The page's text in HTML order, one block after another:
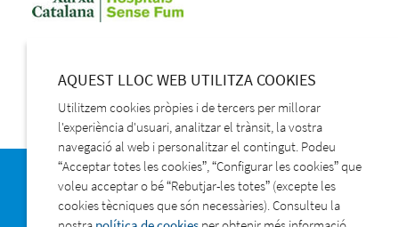
Política de privacitat
Protecció de dades
AQUEST LLOC WEB UTILITZA COOKIES
Utilitzem cookies pròpies i de tercers per millorar
l'experiència d'usuari, analitzar el trànsit, la vostra
navegació al web i personalitzar el contingut. Podeu
“Acceptar totes les cookies”, “Configurar les cookies” que
voleu acceptar o bé “Rebutjar-les totes” (excepte les
cookies tècniques que són necessàries). Consulteu la